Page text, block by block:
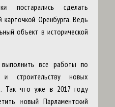
постарались сделать
Оренбурга. Ведь
объект в исторической
все работы по
и строительству новых
Так что уже в 2017 году
новый Парламентский